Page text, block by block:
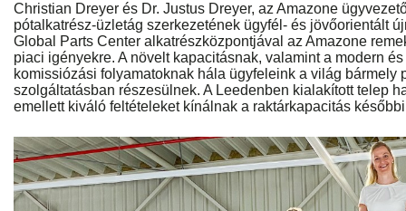
Christian Dreyer és Dr. Justus Dreyer, az Amazone
pótalkatrész-üzletág szerkezetének ügyfél- és jövőorientált
Global Parts Center alkatrészközpontjával az Amazone
piaci igényekre. A növelt kapacitásnak, valamint a modern
komissiózási folyamatoknak hála ügyfeleink a világ bármely
szolgáltatásban részesülnek. A Leedenben kialakított telep
emellett kiváló feltételeket kínálnak a raktárkapacitás